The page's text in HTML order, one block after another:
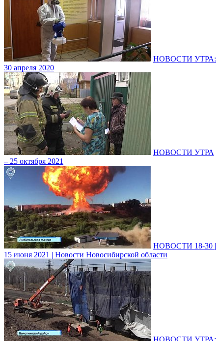
НОВОСТИ УТРА:
30 апреля 2020
НОВОСТИ УТРА
– 25 октября 2021
НОВОСТИ 18-30 |
15 июня 2021 | Новости Новосибирской области
НОВОСТИ УТРА: